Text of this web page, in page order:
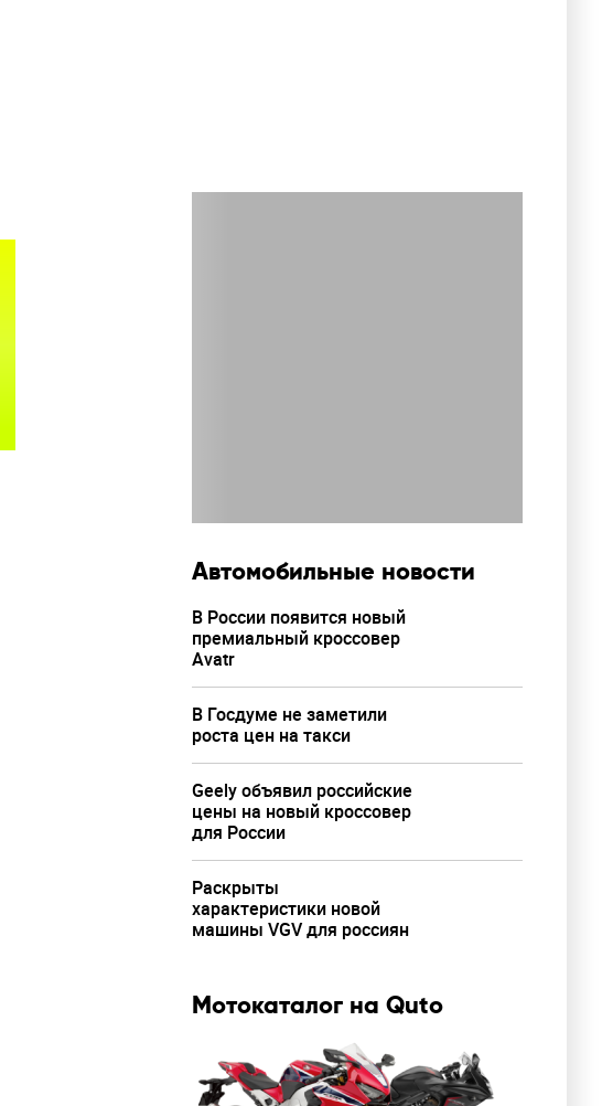
Автомобильные новости
В России появится новый
премиальный кроссовер
Avatr
В Госдуме не заметили
роста цен на такси
Geely объявил российские
цены на новый кроссовер
для России
Раскрыты
характеристики новой
машины VGV для россиян
Мотокаталог на Quto